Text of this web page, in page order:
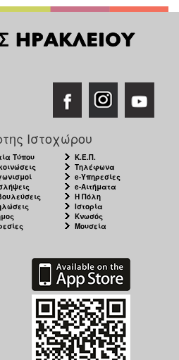
Ιστοχώρου
Τύπου
Κ.Ε.Π.
Τηλέφωνα
e-Υπηρεσίες
e-Αιτήματα
Η Πόλη
Ιστορία
Κνωσός
Μουσεία